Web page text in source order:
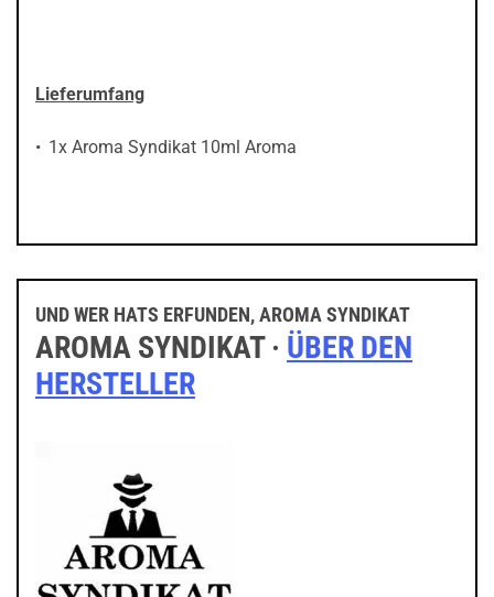
Lieferumfang
1x Aroma Syndikat 10ml Aroma
UND WER HATS ERFUNDEN, AROMA SYNDIKAT
AROMA SYNDIKAT · ÜBER DEN
HERSTELLER